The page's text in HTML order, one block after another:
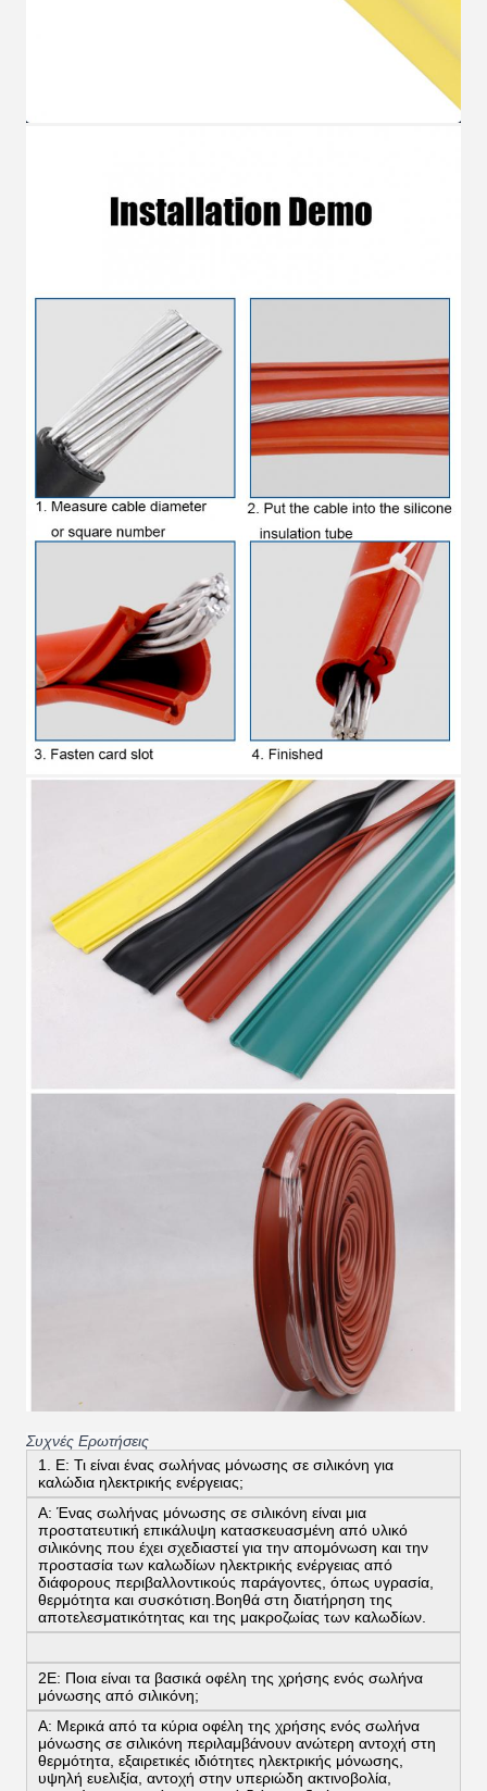
Συχνές Ερωτήσεις
1. Ε: Τι είναι ένας σωλήνας μόνωσης σε σιλικόνη για
καλώδια ηλεκτρικής ενέργειας;
Α: Ένας σωλήνας μόνωσης σε σιλικόνη είναι μια
προστατευτική επικάλυψη κατασκευασμένη από υλικό
σιλικόνης που έχει σχεδιαστεί για την απομόνωση και την
προστασία των καλωδίων ηλεκτρικής ενέργειας από
διάφορους περιβαλλοντικούς παράγοντες, όπως υγρασία,
θερμότητα και συσκότιση.Βοηθά στη διατήρηση της
αποτελεσματικότητας και της μακροζωίας των καλωδίων.
2Ε: Ποια είναι τα βασικά οφέλη της χρήσης ενός σωλήνα
μόνωσης από σιλικόνη;
Α: Μερικά από τα κύρια οφέλη της χρήσης ενός σωλήνα
μόνωσης σε σιλικόνη περιλαμβάνουν ανώτερη αντοχή στη
θερμότητα, εξαιρετικές ιδιότητες ηλεκτρικής μόνωσης,
υψηλή ευελιξία, αντοχή στην υπεριώδη ακτινοβολία,